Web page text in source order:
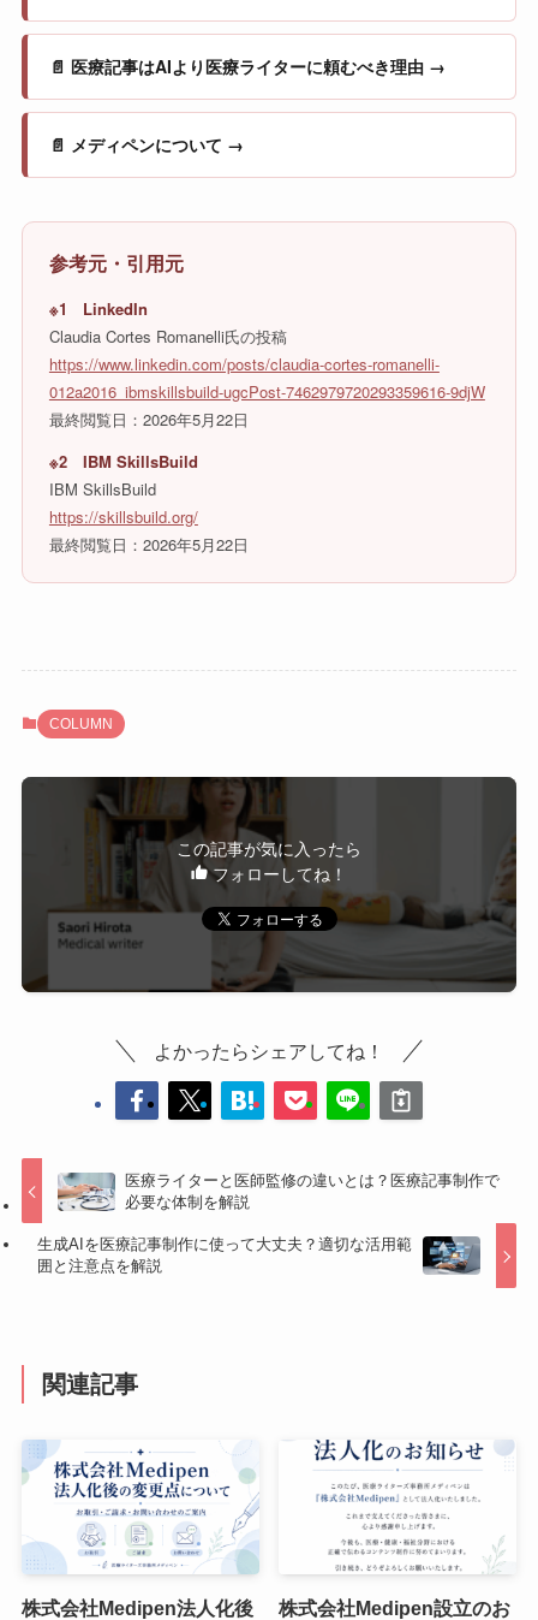
📄 医療記事はAIより医療ライターに頼むべき理由 →
📄 メディペンについて →
参考元・引用元
※1 LinkedIn
Claudia Cortes Romanelli氏の投稿
https://www.linkedin.com/posts/claudia-cortes-romanelli-
012a2016_ibmskillsbuild-ugcPost-7462979720293359616-9djW
最終閲覧日：2026年5月22日
※2 IBM SkillsBuild
IBM SkillsBuild
https://skillsbuild.org/
最終閲覧日：2026年5月22日
COLUMN
この記事が気に入ったら
フォローしてね！
よかったらシェアしてね！
医療ライターと医師監修の違いとは？医療記事制作で
必要な体制を解説
生成AIを医療記事制作に使って大丈夫？適切な活用範
囲と注意点を解説
関連記事
株式会社Medipen法人化後
株式会社Medipen設立のお